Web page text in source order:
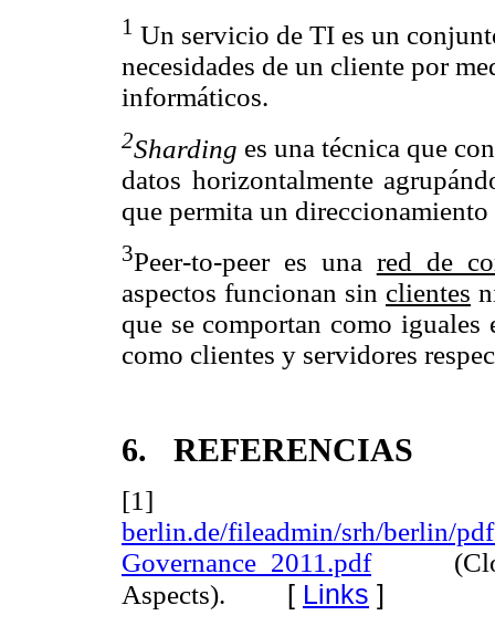
1 Un servicio de TI es un
necesidades de un cliente por
informáticos.
2Sharding es una técnica que
datos horizontalmente
que permita un direccionamiento
3Peer-to-peer es una red de
aspectos funcionan sin clientes
que se comportan como iguales
como clientes y servidores
6. REFERENCIAS
berlin.de/fileadmin/srh/berlin/
Governance_2011.pdf
Aspects). [ Links ]